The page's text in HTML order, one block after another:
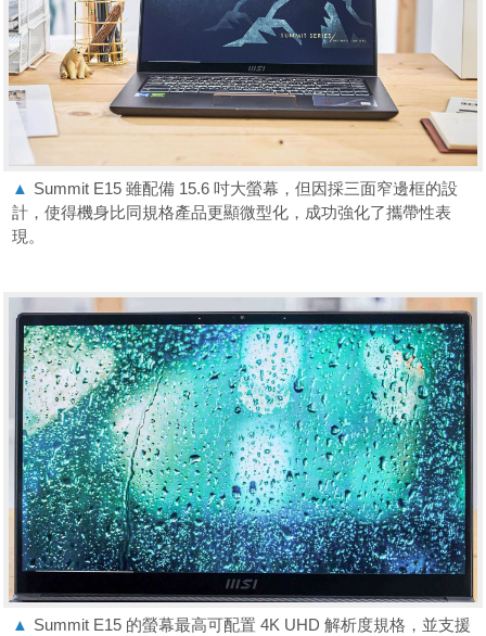
▲ Summit E15 雖配備 15.6 吋大螢幕，但因採三面窄邊框的設
計，使得機身比同規格產品更顯微型化，成功強化了攜帶性表
現。
▲ Summit E15 的螢幕最高可配置 4K UHD 解析度規格，並支援